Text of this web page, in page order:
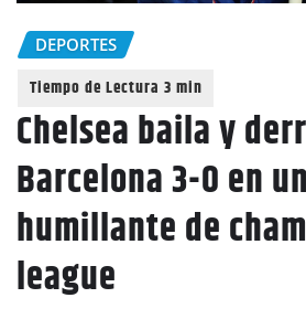
DEPORTES
Chelsea baila y
Barcelona 3-0 en
humillante de
league